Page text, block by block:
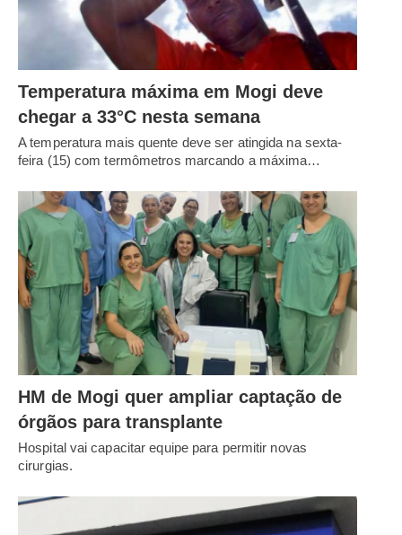
Temperatura máxima em Mogi deve
chegar a 33°C nesta semana
A temperatura mais quente deve ser atingida na sexta-
feira (15) com termômetros marcando a máxima…
HM de Mogi quer ampliar captação de
órgãos para transplante
Hospital vai capacitar equipe para permitir novas
cirurgias.